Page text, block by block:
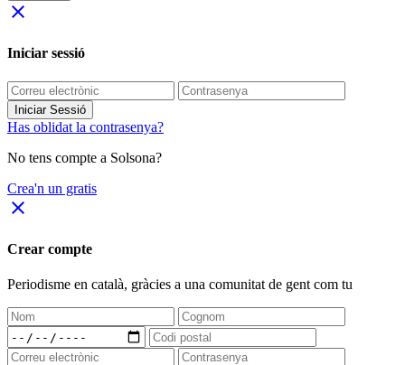
close
Iniciar sessió
Iniciar Sessió
Has oblidat la contrasenya?
No tens compte a Solsona?
Crea'n un gratis
close
Crear compte
Periodisme en català, gràcies a una comunitat de gent com tu